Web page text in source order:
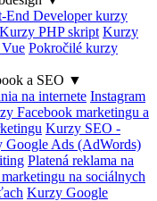
End Developer kurzy
Kurzy PHP skript Kurzy
Pokročilé kurzy
a SEO ▼
na internete Instagram
Facebook marketingu a
Kurzy SEO -
Google Ads (AdWords)
Platená reklama na
na sociálnych
Kurzy Google